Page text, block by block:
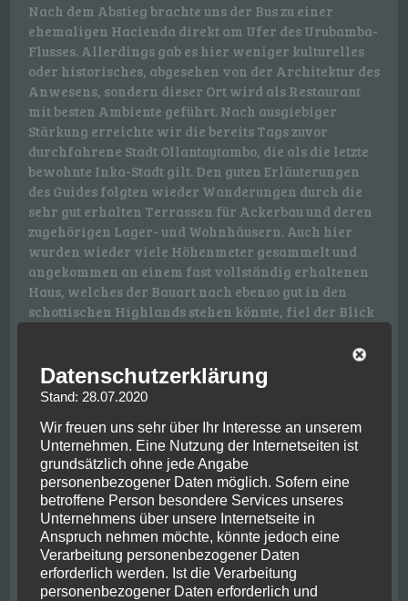
Nach dem Abstieg brachte uns der Bus zu einer
ehemaligen Hacienda direkt am Ufer des Urubamba-
Flusses. Allerdings gab es hier weniger kulturelles
oder historisches, abgesehen von der Architektur des
Anwesens, sondern dieser Ort wird als Restaurant
mit besten Ambiente geführt. Nach ausgiebiger
Stärkung erreichte wir die bereits Tags zuvor
durchfahrene Stadt Ollantaytambo, die als die letzte
bewohnte Inka-Stadt gilt. Den guten Erläuterungen
des Guides folgten wieder Wanderungen durch die
sehr gut erhalten Terrassen für Ackerbau und deren
zugehörigen Lager- und Wohnhäusern. Auch hier
wurden wieder viele Höhenmeter gesammelt und
angekommen an einem fast vollständig erhaltenen
Haus, welches der Bauart nach ebenso gut in den
schottischen Highlands stehen könnte, fiel der Blick
Erzählungen zu erkennen sei. Dieser soll auf Bitten
und Flehen der Bewohner sich hier für immer
Datenschutzerklärung
Stand: 28.07.2020
Wir freuen uns sehr über Ihr Interesse an unserem
Unternehmen. Eine Nutzung der Internetseiten ist
grundsätzlich ohne jede Angabe
personenbezogener Daten möglich. Sofern eine
betroffene Person besondere Services unseres
Unternehmens über unsere Internetseite in
Anspruch nehmen möchte, könnte jedoch eine
Verarbeitung personenbezogener Daten
erforderlich werden. Ist die Verarbeitung
personenbezogener Daten erforderlich und